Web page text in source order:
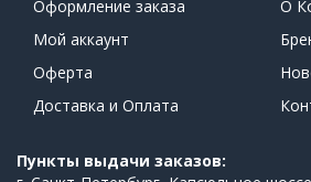
Оформление заказа
Мой аккаунт
Оферта
Доставка и Оплата
О
Пункты выдачи заказов: